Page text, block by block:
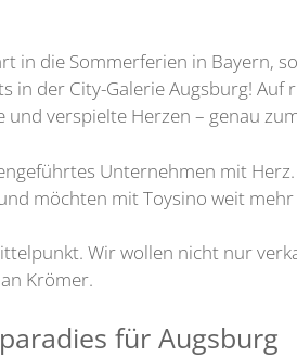
in die Sommerferien in Bayern,
in der City-Galerie Augsburg!
und verspielte Herzen – genau
Unternehmen mit
möchten mit Toysino weit
Wir wollen nicht nur
Krömer.
für Augsburg